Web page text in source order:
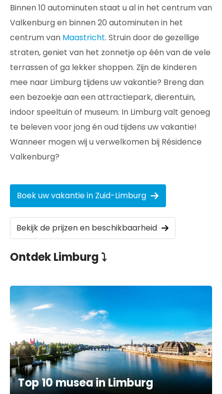
Binnen 10 autominuten staat u al in het centrum van
Valkenburg en binnen 20 autominuten in het
centrum van Maastricht. Struin door de gezellige
straten, geniet van het zonnetje op één van de vele
terrassen of ga lekker shoppen. Zijn de kinderen
mee naar Limburg tijdens uw vakantie? Breng dan
een bezoekje aan een attractiepark, dierentuin,
indoor speeltuin of museum. In Limburg valt genoeg
te beleven voor jong én oud tijdens uw vakantie!
Wanneer mogen wij u verwelkomen bij Résidence
Valkenburg?
Boek uw vakantie in Zuid-Limburg
Bekijk de prijzen en beschikbaarheid
Ontdek Limburg ⤵
Top 10 musea in Limburg